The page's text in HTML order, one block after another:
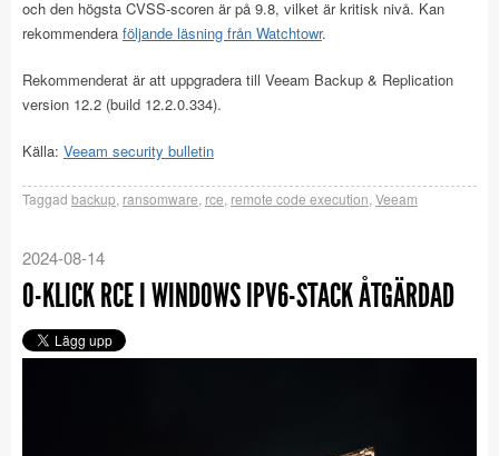
och den högsta CVSS-scoren är på 9.8, vilket är kritisk nivå. Kan
rekommendera följande läsning från Watchtowr.
Rekommenderat är att uppgradera till Veeam Backup & Replication
version 12.2 (build 12.2.0.334).
Källa: Veeam security bulletin
Taggad backup ransomware rce remote code execution Veeam
2024-08-14
0-KLICK RCE I WINDOWS IPV6-STACK ÅTGÄRDAD